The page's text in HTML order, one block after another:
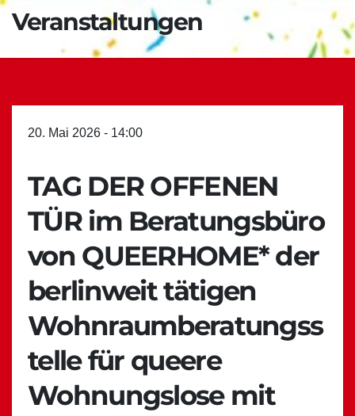
Veranstaltungen
20. Mai 2026 - 14:00
TAG DER OFFENEN
TÜR im Beratungsbüro
von QUEERHOME* der
berlinweit tätigen
Wohnraumberatungss
telle für queere
Wohnungslose mit